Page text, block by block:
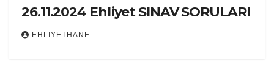
26.11.2024 Ehliyet SINAV SORULARI
EHLIYETHANE